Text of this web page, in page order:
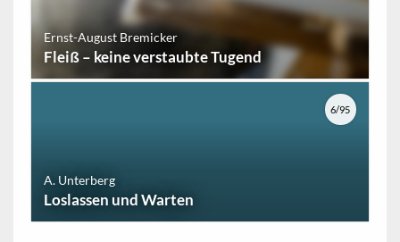
Ernst-August Bremicker
Fleiß – keine verstaubte Tugend
A. Unterberg
Loslassen und Warten
6/95